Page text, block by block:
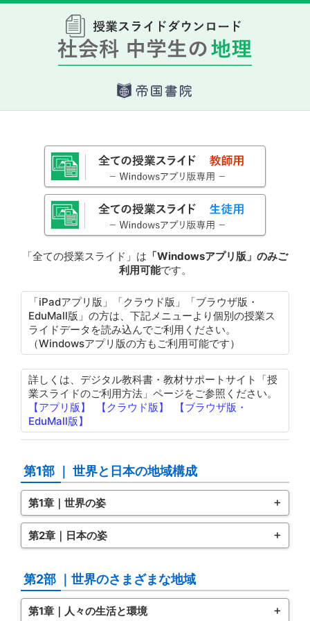
「全ての授業スライド」は 「Windowsアプリ版」のみご
利用可能です。
「iPadアプリ版」「クラウド版」「ブラウザ版・
EduMall版」の方は、下記メニューより個別の授業ス
ライドデータを読み込んでご利用ください。
（Windowsアプリ版の方もご利用可能です）
詳しくは、デジタル教科書・教材サポートサイト「授
業スライドのご利用方法」ページをご参照ください。
【アプリ版】
【クラウド版】
【ブラウザ版・
EduMall版】
第1部 ｜ 世界と日本の地域構成
第1章｜世界の姿
第2章｜日本の姿
第2部 ｜世界のさまざまな地域
第1章｜人々の生活と環境